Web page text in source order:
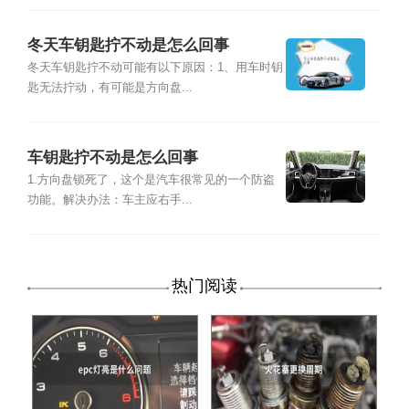
冬天车钥匙拧不动是怎么回事
冬天车钥匙拧不动可能有以下原因：1、用车时钥
匙无法拧动，有可能是方向盘...
车钥匙拧不动是怎么回事
1.方向盘锁死了，这个是汽车很常见的一个防盗
功能。解决办法：车主应右手...
热门阅读